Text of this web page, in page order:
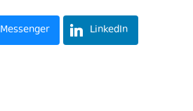
Messenger LinkedIn